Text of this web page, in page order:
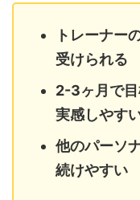
トレーナー
受けられる
2-3ヶ月で
実感しやす
他のパーソ
続けやすい